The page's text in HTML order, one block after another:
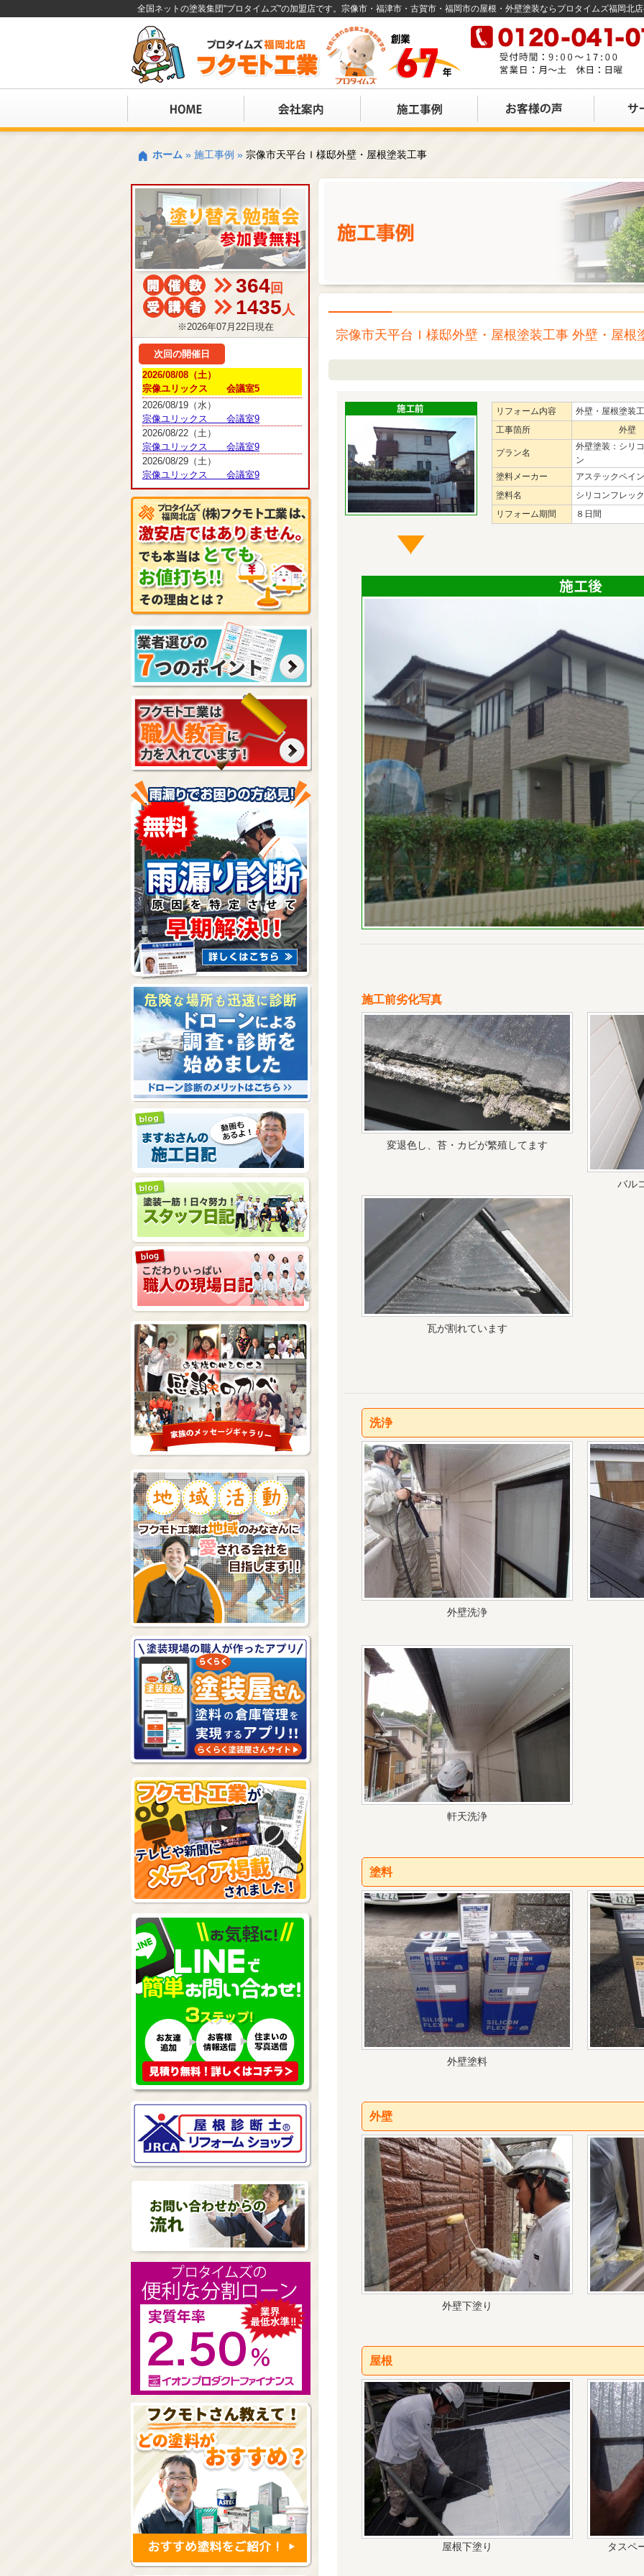
全国ネットの塗装集団"プロタイムズ"の加盟店です。宗像市・福津市・古賀市・福岡市の屋根・外壁塗装ならプロタイムズ福岡北
ホーム » 施工事例 » 宗像市天平台Ｉ様邸外壁・屋根塗装工事
宗像市天平台Ｉ様邸外壁・屋根塗装工事 外壁・屋根
リフォーム内容
外壁・屋根塗装
工事箇所
外壁
プラン名
外壁塗装：シリ
ン
塗料メーカー
アステックペイ
塗料名
シリコンフレッ
リフォーム期間
８日間
施工前劣化写真
変退色し、苔・カビが繁殖してます
バル
瓦が割れています
洗浄
外壁洗浄
軒天洗浄
塗料
外壁塗料
外壁
外壁下塗り
屋根
屋根下塗り タスペ
364回
1435人
※2026年07月22日現在
次回の開催日
2026/08/08（土）
宗像ユリックス 会議室5
2026/08/19（水）
宗像ユリックス 会議室9
2026/08/22（土）
宗像ユリックス 会議室9
2026/08/29（土）
宗像ユリックス 会議室9